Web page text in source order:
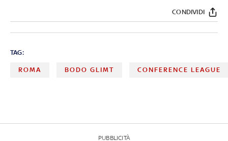
CONDIVIDI
TAG:
ROMA BODO GLIMT CONFERENCE LEAGUE
PUBBLICITÀ